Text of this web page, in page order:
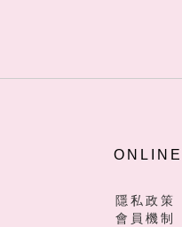
隱私政策
會員機制